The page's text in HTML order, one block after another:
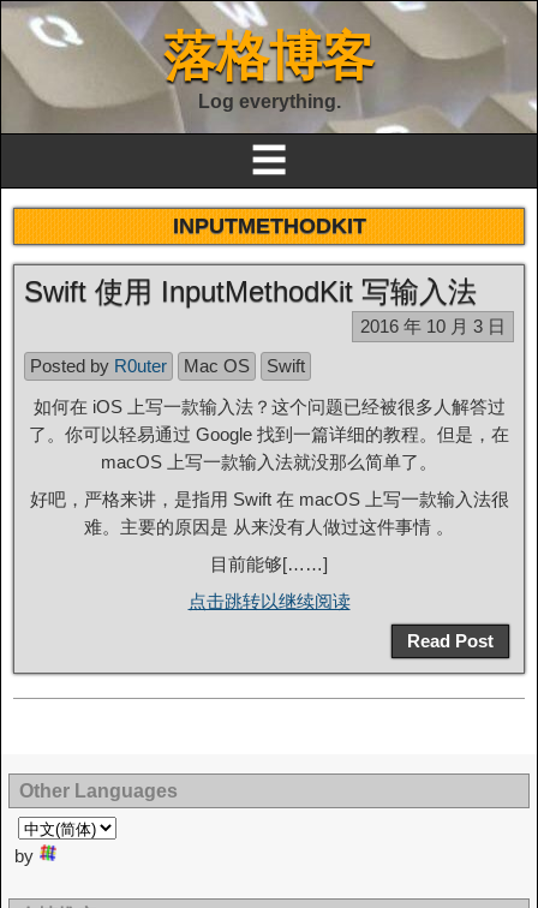
落格博客
Log everything.
☰
INPUTMETHODKIT
Swift 使用 InputMethodKit 写输入法
2016 年 10 月 3 日
Posted by R0uter Mac OS
Swift
如何在 iOS 上写一款输入法？这个问题已经被很多人解答过
了。你可以轻易通过 Google 找到一篇详细的教程。但是，在
macOS 上写一款输入法就没那么简单了。
好吧，严格来讲，是指用 Swift 在 macOS 上写一款输入法很
难。主要的原因是 从来没有人做过这件事情 。
目前能够[……]
点击跳转以继续阅读
Read Post
Other Languages
by